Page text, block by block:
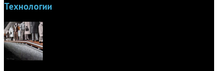
Технологии